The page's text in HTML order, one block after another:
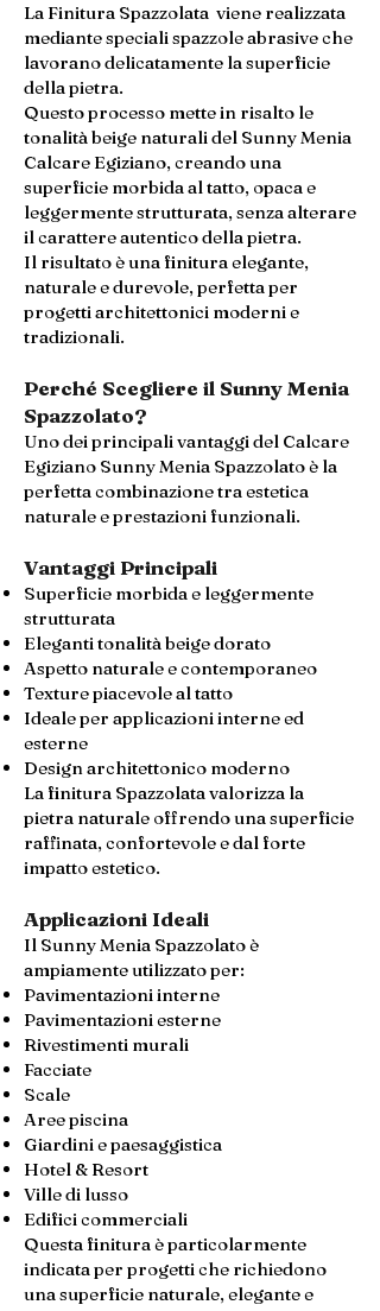
La Finitura Spazzolata viene realizzata
mediante speciali spazzole abrasive che
lavorano delicatamente la superficie
della pietra.
Questo processo mette in risalto le
tonalità beige naturali del Sunny Menia
Calcare Egiziano, creando una
superficie morbida al tatto, opaca e
leggermente strutturata, senza alterare
il carattere autentico della pietra.
Il risultato è una finitura elegante,
naturale e durevole, perfetta per
progetti architettonici moderni e
tradizionali.
Perché Scegliere il Sunny Menia
Spazzolato?
Uno dei principali vantaggi del Calcare
Egiziano Sunny Menia Spazzolato è la
perfetta combinazione tra estetica
naturale e prestazioni funzionali.
Vantaggi Principali
Superficie morbida e leggermente
strutturata
Eleganti tonalità beige dorato
Aspetto naturale e contemporaneo
Texture piacevole al tatto
Ideale per applicazioni interne ed
esterne
Design architettonico moderno
La finitura Spazzolata valorizza la
pietra naturale offrendo una superficie
raffinata, confortevole e dal forte
impatto estetico.
Applicazioni Ideali
Il Sunny Menia Spazzolato è
ampiamente utilizzato per:
Pavimentazioni interne
Pavimentazioni esterne
Rivestimenti murali
Facciate
Scale
Aree piscina
Giardini e paesaggistica
Hotel & Resort
Ville di lusso
Edifici commerciali
Questa finitura è particolarmente
indicata per progetti che richiedono
una superficie naturale, elegante e